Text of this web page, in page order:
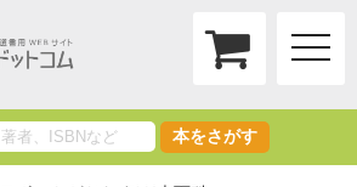
toggle
本をさがす